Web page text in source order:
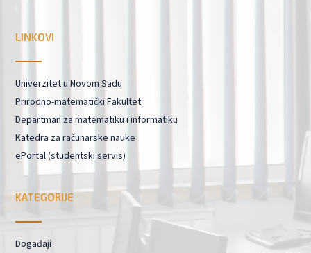
LINKOVI
Univerzitet u Novom Sadu
Prirodno-matematički Fakultet
Departman za matematiku i informatiku
Katedra za računarske nauke
ePortal (studentski servis)
KATEGORIJE
Događaji